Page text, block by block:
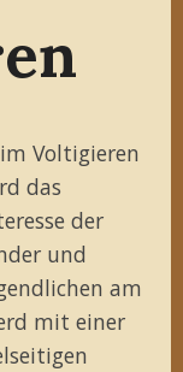
Voltigieren
das
der
und
am
mit einer